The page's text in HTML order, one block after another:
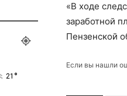
«В ходе
заработной
Пензенской
Если вы нашли
21 °